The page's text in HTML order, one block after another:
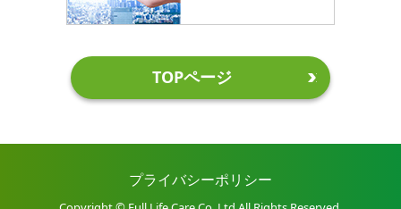
TOPページ
プライバシーポリシー